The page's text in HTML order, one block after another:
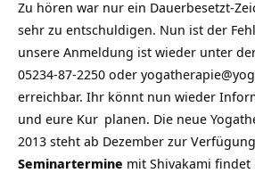
Zu hören war nur ein Dauerbesetzt-
sehr zu entschuldigen. Nun ist der
unsere Anmeldung ist wieder unter
05234-87-2250 oder
erreichbar. Ihr könnt nun wieder
und eure Kur planen. Die neue
2013 steht ab Dezember zur
Seminartermine mit Shivakami findet